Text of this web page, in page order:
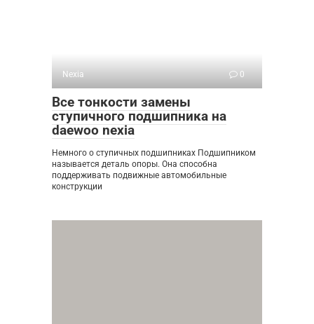
Nexia 0
Все тонкости замены
ступичного подшипника на
daewoo nexia
Немного о ступичных подшипниках Подшипником
называется деталь опоры. Она способна
поддерживать подвижные автомобильные
конструкции